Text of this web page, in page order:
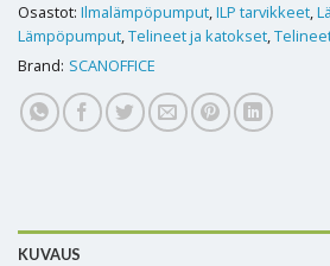
Osastot: Ilmalämpöpumput,ILP tarvikkeet,
Lämpöpumput,Telineet ja katokset,
Brand: SCANOFFICE
KUVAUS